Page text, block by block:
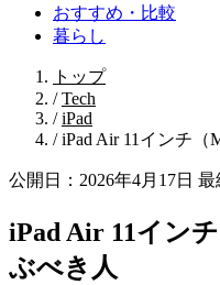
おすすめ・比較
暮らし
トップ
/ Tech
/ iPad
/ iPad Air 11インチ（
公開日：2026年4月17日 最
iPad Air 11イン
ぶべき人